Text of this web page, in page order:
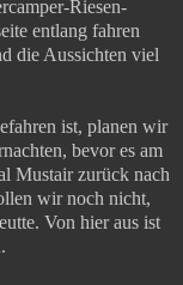
Riesen-
entlang fahren
die Aussichten viel
ist, planen wir
bevor es am
Mustair zurück nach
wir noch nicht,
Von hier aus ist